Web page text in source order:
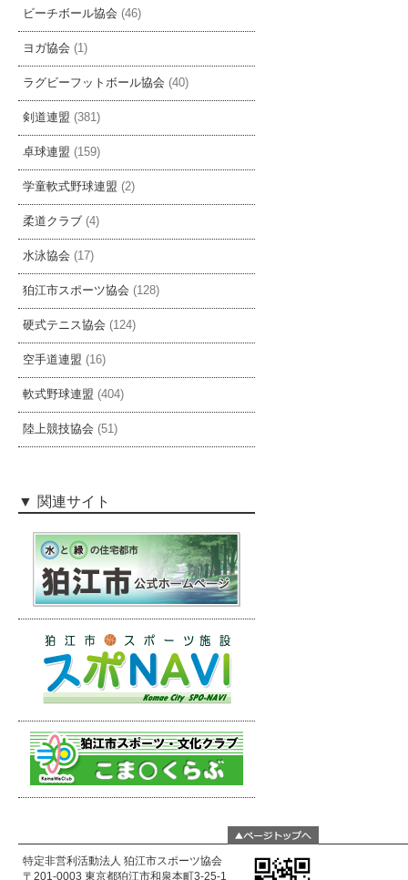
ビーチボール協会 (46)
ヨガ協会 (1)
ラグビーフットボール協会 (40)
剣道連盟 (381)
卓球連盟 (159)
学童軟式野球連盟 (2)
柔道クラブ (4)
水泳協会 (17)
狛江市スポーツ協会 (128)
硬式テニス協会 (124)
空手道連盟 (16)
軟式野球連盟 (404)
陸上競技協会 (51)
関連サイト
特定非営利活動法人 狛江市スポーツ協会
〒201-0003 東京都狛江市和泉本町3-25-1